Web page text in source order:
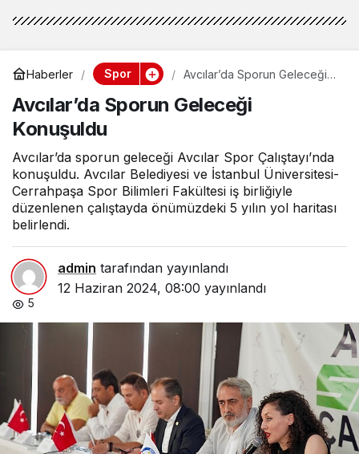
Haberler Spor
Avcılar’da Sporun Geleceği
Avcılar’da Sporun Geleceği
Konuşuldu
Avcılar’da sporun geleceği Avcılar Spor Çalıştayı’nda
konuşuldu. Avcılar Belediyesi ve İstanbul Üniversitesi-
Cerrahpaşa Spor Bilimleri Fakültesi iş birliğiyle
düzenlenen çalıştayda önümüzdeki 5 yılın yol haritası
belirlendi.
admin tarafından yayınlandı
12 Haziran 2024, 08:00 yayınlandı
5